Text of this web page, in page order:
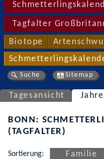
Tagfalter
Biotope
Suche Sitemap
Tagesansicht
BONN:
(TAGFALTER)
Sortierung: Familie